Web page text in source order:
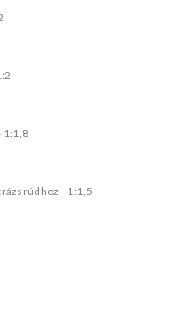
1:1,8
- 1:1,5